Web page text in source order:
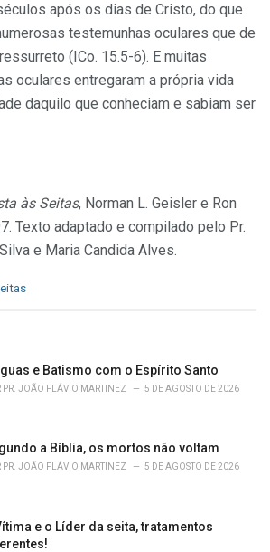
após os dias de Cristo, do que
testemunhas oculares que de
(ICo. 15.5-6). E muitas
oculares entregaram a própria vida
daquilo que conheciam e sabiam ser
às Seitas, Norman L. Geisler e Ron
Texto adaptado e compilado pelo Pr.
e Maria Candida Alves.
e Batismo com o Espírito Santo
PR. JOÃO FLÁVIO MARTINEZ 5 DE AGOSTO DE 2026
a Bíblia, os mortos não voltam
PR. JOÃO FLÁVIO MARTINEZ 5 DE AGOSTO DE 2026
e o Líder da seita, tratamentos